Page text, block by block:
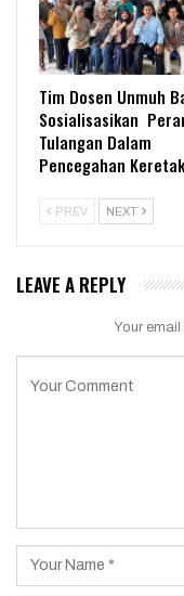
Tim Dosen Unmuh
Sosialisasikan
Tulangan Dalam
Pencegahan
PREV NEXT
LEAVE A REPLY
Your